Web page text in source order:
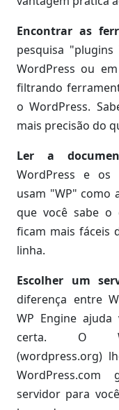
Encontrar as
pesquisa
WordPress ou
filtrando
o WordPress.
mais precisão do
Ler a
WordPress e os
usam "WP" como
que você sabe o
ficam mais fáceis
linha.
Escolher um
diferença entre
WP Engine
certa. O
(wordpress.org)
servidor para